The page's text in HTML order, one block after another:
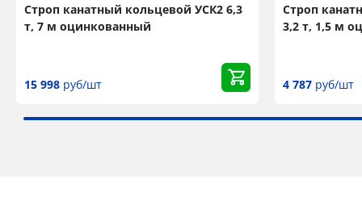
Строп канатный кольцевой УСК2 6,3
т, 7 м оцинкованный
15 998 руб/шт
Строп
3,2 т, 1,5 м
4 787 руб/шт